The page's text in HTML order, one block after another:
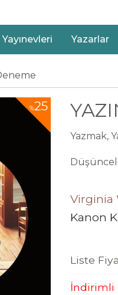
Yayınevleri Yazarlar
%25
Yazmak,
Virginia
Kanon
Liste
İndirimli